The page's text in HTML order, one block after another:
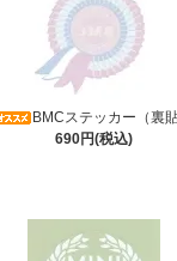
BMCステッカー（裏貼
690円(税込)